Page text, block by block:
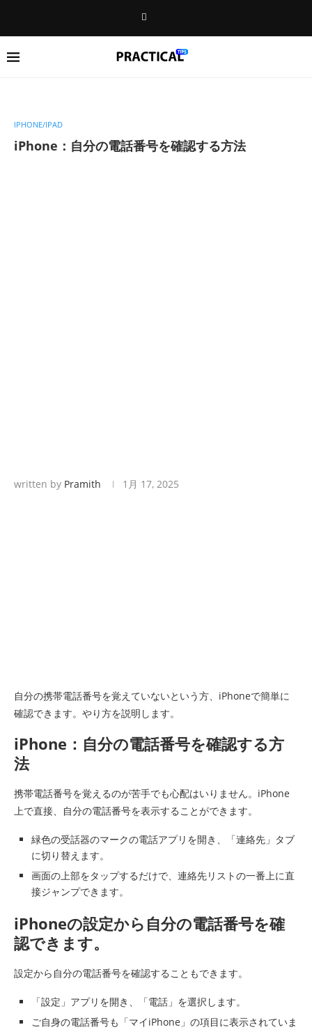
IPHONE/IPAD
iPhone：自分の電話番号を確認する方法
written by Pramith 1月 17, 2025
自分の携帯電話番号を覚えていないという方、iPhoneで簡単に
確認できます。やり方を説明します。
iPhone：自分の電話番号を確認する方
法
携帯電話番号を覚えるのが苦手でも心配はいりません。iPhone
上で直接、自分の電話番号を表示することができます。
緑色の受話器のマークの電話アプリを開き、「連絡先」タブ
に切り替えます。
画面の上部をタップするだけで、連絡先リストの一番上に直
接ジャンプできます。
iPhoneの設定から自分の電話番号を確
認できます。
設定から自分の電話番号を確認することもできます。
「設定」アプリを開き、「電話」を選択します。
ご自身の電話番号も「マイiPhone」の項目に表示されていま